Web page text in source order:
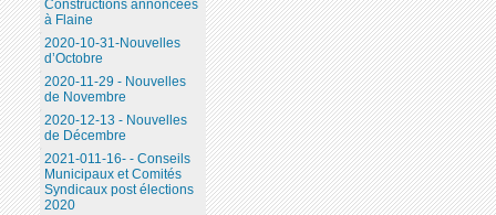
Constructions annoncées
à Flaine
2020-10-31-Nouvelles
d’Octobre
2020-11-29 - Nouvelles
de Novembre
2020-12-13 - Nouvelles
de Décembre
2021-011-16- - Conseils
Municipaux et Comités
Syndicaux post élections
2020